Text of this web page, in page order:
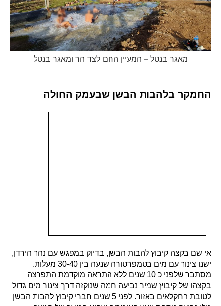
מאגר בנטל – המעיין החם לצד הר ומאגר בנטל
החמקר בלהבות הבשן שבעמק החולה
אי שם בקצה קיבוץ להבות הבשן, בדיוק במפגש עם נהר הירדן,
ישנו צינור עם מים בטמפרטורה שנעה בין 30-40 מעלות.
מסתבר שלפני כ 10 שנים ללא התראה מוקדמת התפרצה
בקצהו של קיבוץ שמיר נביעה חמה שנוקזה דרך צינור מים גדול
לטובת החקלאים באזור. לפני 5 שנים חברי קיבוץ להבות הבשן